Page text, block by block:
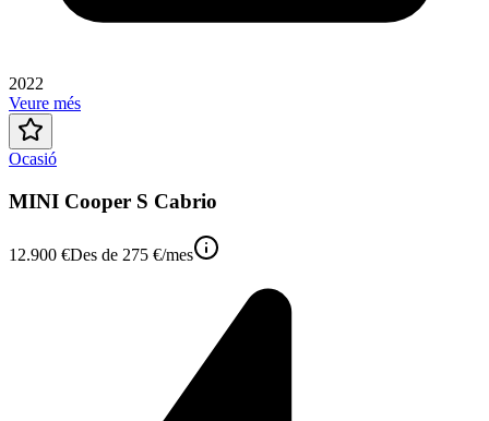
2022
Veure més
Ocasió
MINI Cooper S Cabrio
12.900 €Des de 275 €/mes